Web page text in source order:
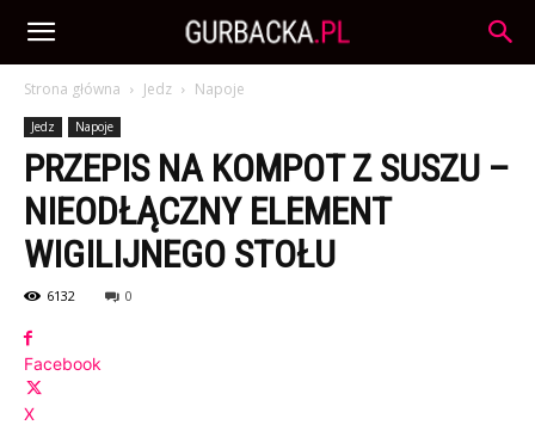
Strona główna Jedz Napoje
Jedz Napoje
PRZEPIS NA KOMPOT Z SUSZU –
NIEODŁĄCZNY ELEMENT
WIGILIJNEGO STOŁU
6132 0
Facebook
X